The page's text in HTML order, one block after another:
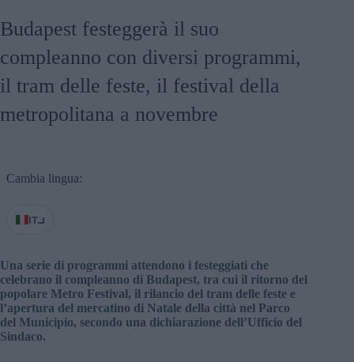
Budapest festeggerà il suo
compleanno con diversi programmi,
il tram delle feste, il festival della
metropolitana a novembre
Cambia lingua:
IT
Una serie di programmi attendono i festeggiati che
celebrano il compleanno di Budapest, tra cui il ritorno del
popolare Metro Festival, il rilancio del tram delle feste e
l’apertura del mercatino di Natale della città nel Parco
del Municipio, secondo una dichiarazione dell’Ufficio del
Sindaco.